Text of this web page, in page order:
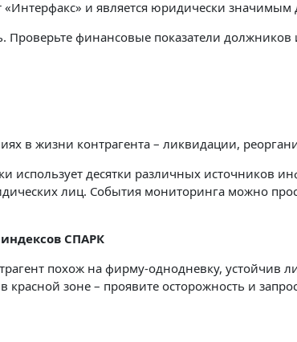
и является юридически значимым
Проверьте финансовые показатели
в жизни контрагента – ликвидации,
использует десятки различных
лиц. События мониторинга можно
индексов СПАРК
похож на фирму-однодневку, устойчив
красной зоне – проявите осторожность и